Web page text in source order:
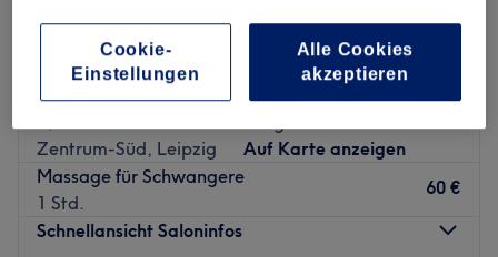
Metta Institut
Zentrum-Süd, Leipzig
Auf Karte anzeigen
Massage für Schwangere
1 Std.
60 €
Schnellansicht Saloninfos
Cookie-
Einstellungen
Alle Cookies
akzeptieren